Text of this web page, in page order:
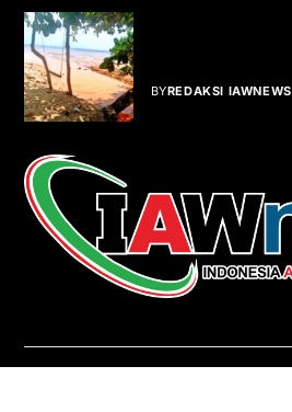
BYREDAKSI IAWNEWS